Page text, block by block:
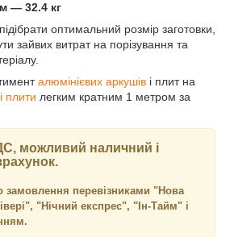
— 32.4 кг
оптимальний розмір заготовки,
зайвих витрат на порізування та
алюмінієвих аркушів і плит на
плити легким кратним 1 метром за
можливий наличний і
перевізниками "Нова
"Нічний експрес", "Ін-Тайм" і